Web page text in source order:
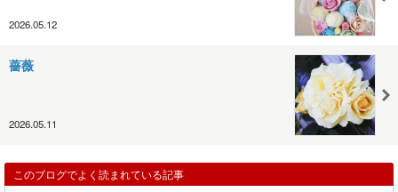
2026.05.12
薔薇
2026.05.11
このブログでよく読まれている記事